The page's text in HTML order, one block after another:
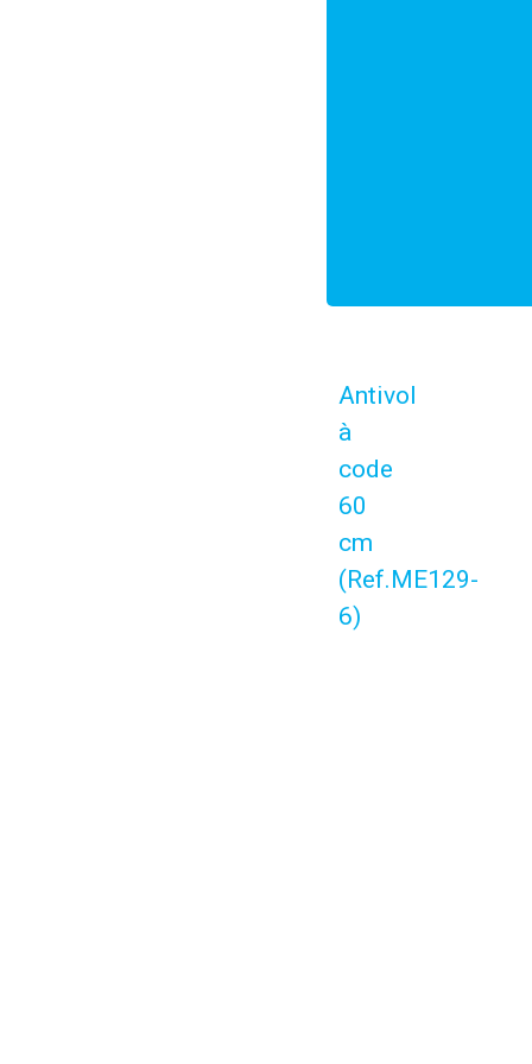
Antivol
à
code
60
cm
(Ref.ME129-
6)